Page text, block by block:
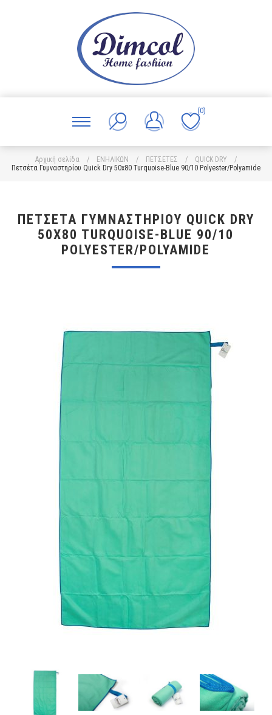
(0)
Αρχική σελίδα / ΕΝΗΛΙΚΩΝ / ΠΕΤΣΕΤΕΣ / QUICK DRY
/
Πετσέτα Γυμναστηρίου Quick Dry 50x80 Turquoise-Blue 90/10 Polyester/Polyamide
ΠΕΤΣΈΤΑ ΓΥΜΝΑΣΤΗΡΊΟΥ QUICK DRY
50X80 TURQUOISE-BLUE 90/10
POLYESTER/POLYAMIDE